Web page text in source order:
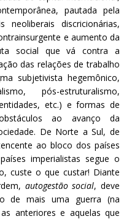
pautada pela
discricionárias,
e aumento da
social que vá contra a
das relações de trabalho
subjetivista hegemônico,
pós-estruturalismo,
etc.) e formas de
ao avanço da
De Norte a Sul, de
ao bloco dos países
imperialistas segue o
custe o que custar! Diante
autogestão social, deve
de mais uma guerra (na
anteriores e aquelas que